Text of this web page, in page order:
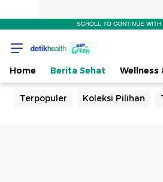
SCROLL TO CONTINUE
Home Berita Sehat Wellness
Terpopuler Koleksi Pilihan